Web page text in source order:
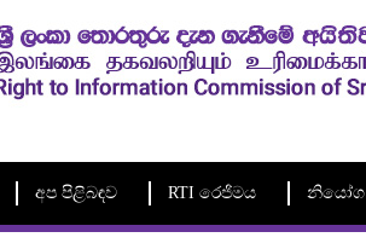
අප පිළිබඳව RTI රෙජිමය නියෝග